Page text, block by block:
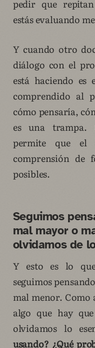
pedir que
estás evaluando
Y cuando otro
diálogo con el
está haciendo
comprendido al
cómo pensaría,
es una trampa.
permite que el
comprensión de
posibles.
Seguimos
mal mayor o
olvidamos de
Y esto es lo
seguimos
mal menor. Como
algo que hay
olvidamos lo
usando? ¿Qué